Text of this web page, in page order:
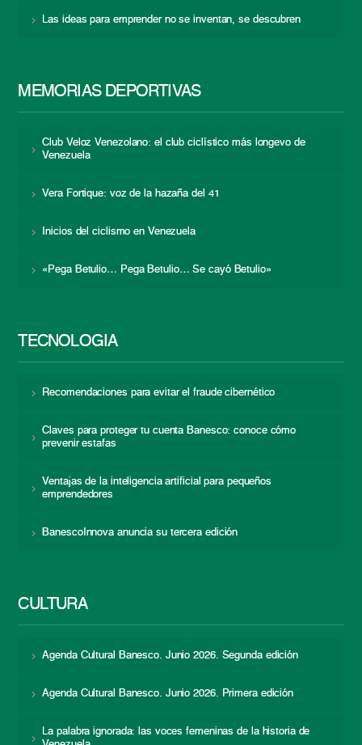
Las ideas para emprender no se inventan, se descubren
MEMORIAS DEPORTIVAS
Club Veloz Venezolano: el club ciclístico más longevo de
Venezuela
Vera Fortique: voz de la hazaña del 41
Inicios del ciclismo en Venezuela
«Pega Betulio… Pega Betulio… Se cayó Betulio»
TECNOLOGÍA
Recomendaciones para evitar el fraude cibernético
Claves para proteger tu cuenta Banesco: conoce cómo
prevenir estafas
Ventajas de la inteligencia artificial para pequeños
emprendedores
BanescoInnova anuncia su tercera edición
CULTURA
Agenda Cultural Banesco. Junio 2026. Segunda edición
Agenda Cultural Banesco. Junio 2026. Primera edición
La palabra ignorada: las voces femeninas de la historia de